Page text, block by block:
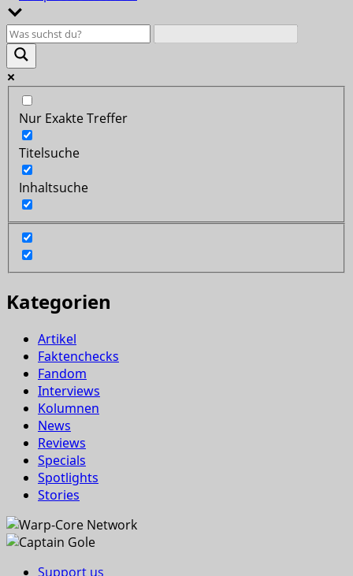
Nur Exakte Treffer
Titelsuche
Inhaltsuche
Kategorien
Artikel
Faktenchecks
Fandom
Interviews
Kolumnen
News
Reviews
Specials
Spotlights
Stories
Support us